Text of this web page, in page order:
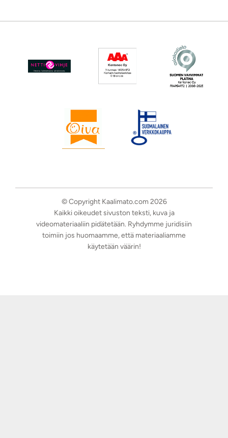
© Copyright Kaalimato.com 2026
Kaikki oikeudet sivuston teksti, kuva ja
videomateriaaliin pidätetään. Ryhdymme juridisiin
toimiin jos huomaamme, että materiaaliamme
käytetään väärin!